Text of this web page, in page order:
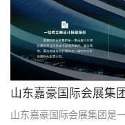
山东嘉豪国际会展集
山东嘉豪国际会展集团是